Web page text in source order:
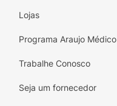
Lojas
Programa Araujo Médico
Trabalhe Conosco
Seja um fornecedor